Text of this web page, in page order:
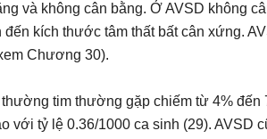
và không cân bằng. Ở AVSD không
đến kích thước tâm thất bất cân xứng.
Chương 30).
tim thường gặp chiếm từ 4% đến
với tỷ lệ 0.36/1000 ca sinh (29). AVSD